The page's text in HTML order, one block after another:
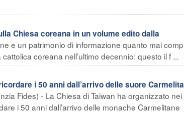
Chiesa coreana in un volume edito dalla
e un patrimonio di informazione quanto mai
coreana nell’ultimo decennio: questo il f ...
i 50 anni dall’arrivo delle suore
Fides) - La Chiesa di Taiwan ha organizzato nei
i 50 anni dall’arrivo delle monache Carmelitane